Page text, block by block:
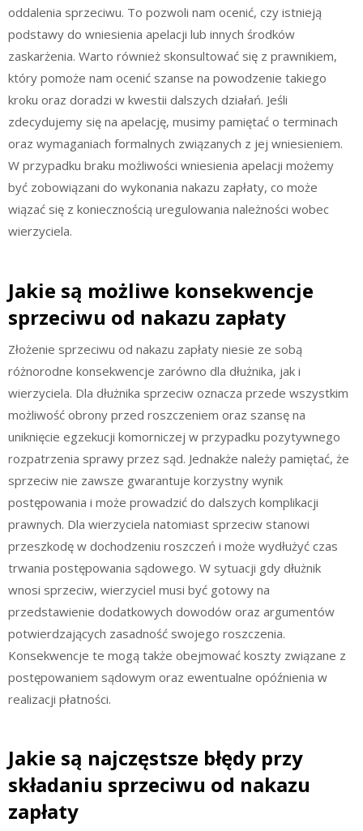
oddalenia sprzeciwu. To pozwoli nam ocenić, czy istnieją
podstawy do wniesienia apelacji lub innych środków
zaskarżenia. Warto również skonsultować się z prawnikiem,
który pomoże nam ocenić szanse na powodzenie takiego
kroku oraz doradzi w kwestii dalszych działań. Jeśli
zdecydujemy się na apelację, musimy pamiętać o terminach
oraz wymaganiach formalnych związanych z jej wniesieniem.
W przypadku braku możliwości wniesienia apelacji możemy
być zobowiązani do wykonania nakazu zapłaty, co może
wiązać się z koniecznością uregulowania należności wobec
wierzyciela.
Jakie są możliwe konsekwencje
sprzeciwu od nakazu zapłaty
Złożenie sprzeciwu od nakazu zapłaty niesie ze sobą
różnorodne konsekwencje zarówno dla dłużnika, jak i
wierzyciela. Dla dłużnika sprzeciw oznacza przede wszystkim
możliwość obrony przed roszczeniem oraz szansę na
uniknięcie egzekucji komorniczej w przypadku pozytywnego
rozpatrzenia sprawy przez sąd. Jednakże należy pamiętać, że
sprzeciw nie zawsze gwarantuje korzystny wynik
postępowania i może prowadzić do dalszych komplikacji
prawnych. Dla wierzyciela natomiast sprzeciw stanowi
przeszkodę w dochodzeniu roszczeń i może wydłużyć czas
trwania postępowania sądowego. W sytuacji gdy dłużnik
wnosi sprzeciw, wierzyciel musi być gotowy na
przedstawienie dodatkowych dowodów oraz argumentów
potwierdzających zasadność swojego roszczenia.
Konsekwencje te mogą także obejmować koszty związane z
postępowaniem sądowym oraz ewentualne opóźnienia w
realizacji płatności.
Jakie są najczęstsze błędy przy
składaniu sprzeciwu od nakazu
zapłaty